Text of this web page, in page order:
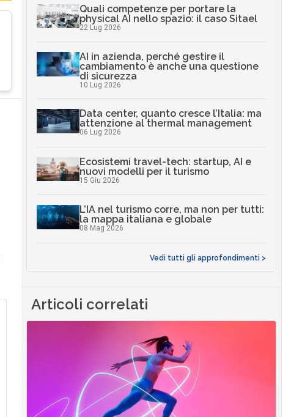
Quali competenze per portare la
physical AI nello spazio: il caso Sitael
22 Lug 2026
AI in azienda, perché gestire il
cambiamento è anche una questione
di sicurezza
10 Lug 2026
Data center, quanto cresce l’Italia: ma
attenzione al thermal management
06 Lug 2026
Ecosistemi travel-tech: startup, AI e
nuovi modelli per il turismo
15 Giu 2026
L’IA nel turismo corre, ma non per tutti:
la mappa italiana e globale
08 Mag 2026
Vedi tutti gli approfondimenti >
Articoli correlati